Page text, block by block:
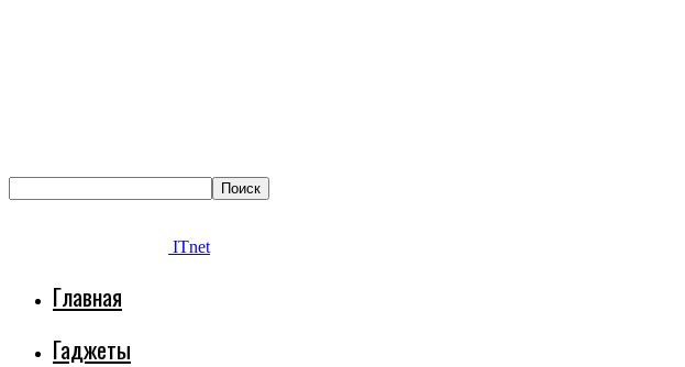
ITnet
Главная
Гаджеты